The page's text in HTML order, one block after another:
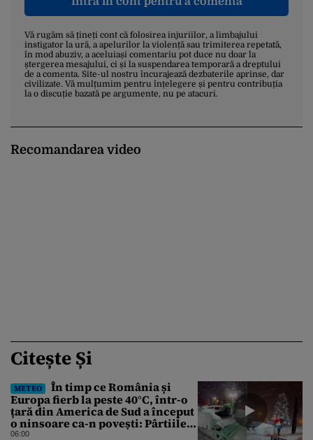
Vă rugăm să țineți cont că folosirea injuriilor, a limbajului
instigator la ură, a apelurilor la violență sau trimiterea repetată,
în mod abuziv, a aceluiași comentariu pot duce nu doar la
ștergerea mesajului, ci și la suspendarea temporară a dreptului
de a comenta. Site-ul nostru încurajează dezbaterile aprinse, dar
civilizate. Vă mulțumim pentru înțelegere și pentru contribuția
la o discuție bazată pe argumente, nu pe atacuri.
Recomandarea video
Citește Și
METEO
În timp ce România și
Europa fierb la peste 40°C, într-o
țară din America de Sud a început
o ninsoare ca-n povești: Pârtiile
s-au umplut de schiori
06:00